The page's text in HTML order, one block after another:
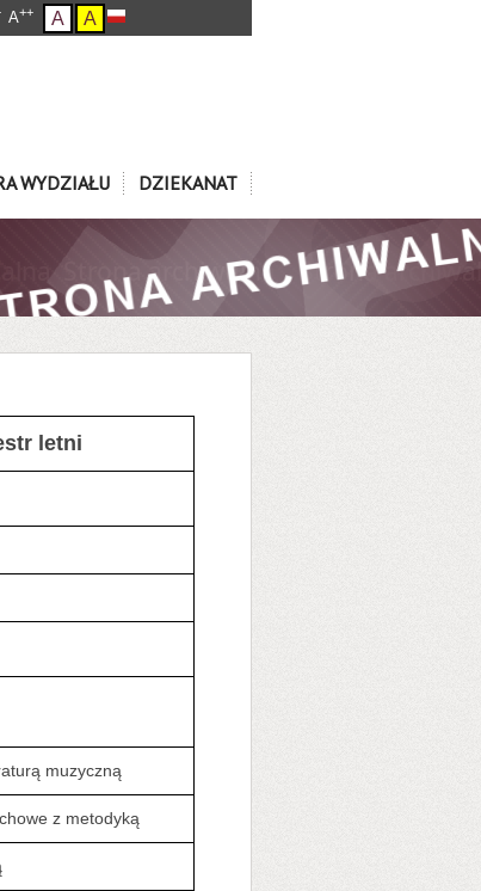
A++ A A
WYDZIAŁU DZIEKANAT
letni
muzyczną
z metodyką